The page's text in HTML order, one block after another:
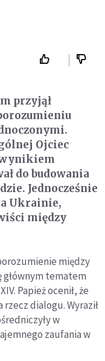
przyjął
Ojciec
wynikiem
do budowania
Jednocześnie
Ukrainie,
między
między
głównym tematem
Papież ocenił, że
dialogu. Wyraził
w
zaufania w